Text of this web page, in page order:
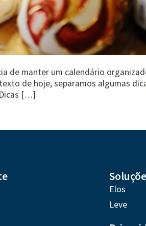
de manter um calendário
de hoje, separamos algumas
[…]
Elos
Leve